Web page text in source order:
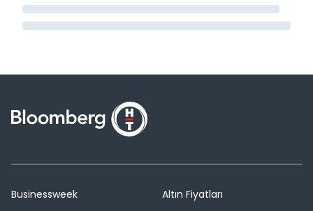
Businessweek
Altın Fiyatları